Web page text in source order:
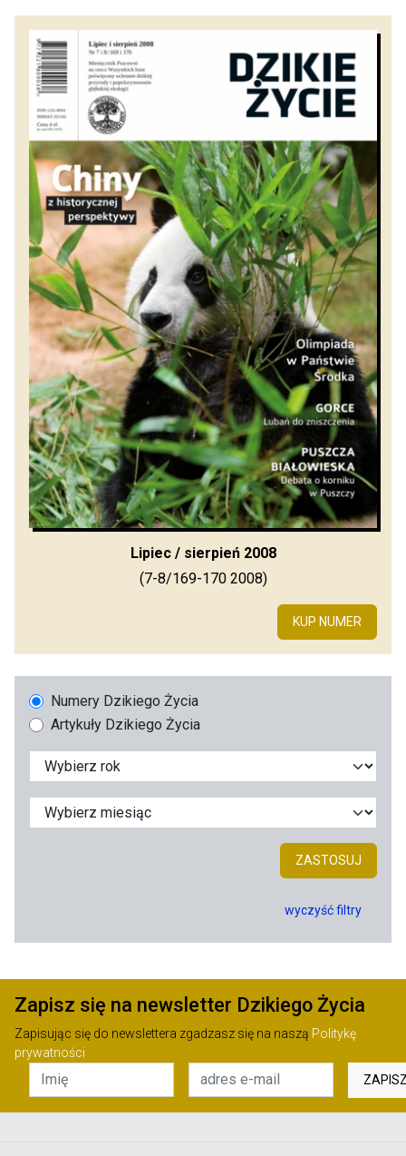
Lipiec / sierpień 2008
(7-8/169-170 2008)
KUP NUMER
Numery Dzikiego Życia
Artykuły Dzikiego Życia
ZASTOSUJ
wyczyść filtry
Zapisz się na newsletter Dzikiego Życia
Zapisując się do newslettera zgadzasz się na naszą Politykę
prywatności